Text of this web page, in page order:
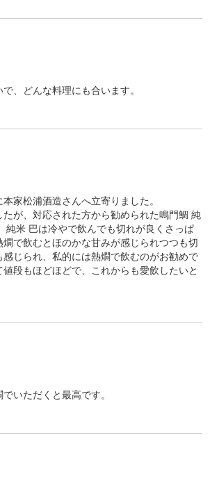
、どんな料理にも合います。
家松浦酒造さんへ立寄りました。
が、対応された方から勧められた鳴門鯛 純
純米 巴は冷やで飲んでも切れが良くさっぱ
燗で飲むとほのかな甘みが感じられつつも切
じられ、私的には熱燗で飲むのがお勧めで
段もほどほどで、これからも愛飲したいと
いただくと最高です。